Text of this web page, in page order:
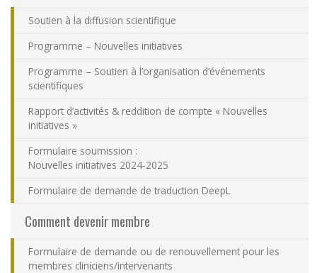
Nous joindre
Plan du site
Accessibilité
Espace membre
Soutien à la diffusion scientifique
Programme – Nouvelles initiatives
Programme – Soutien à l’organisation d’événements
scientifiques
Rapport d’activités & reddition de compte « Nouvelles
initiatives »
Formulaire soumission :
Nouvelles initiatives 2024-2025
Formulaire de demande de traduction DeepL
Comment devenir membre
Formulaire de demande ou de renouvellement pour les
membres cliniciens/intervenants